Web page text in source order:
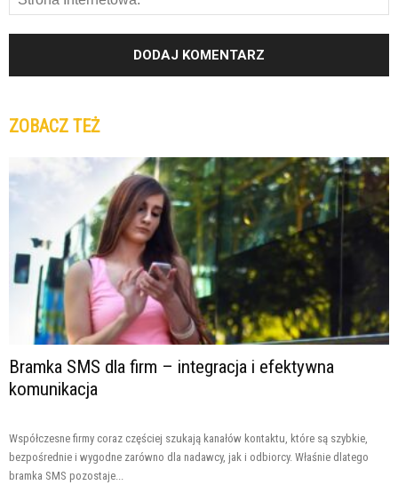
ZOBACZ TEŻ
Bramka SMS dla firm – integracja i efektywna
komunikacja
Współczesne firmy coraz częściej szukają kanałów kontaktu, które są szybkie,
bezpośrednie i wygodne zarówno dla nadawcy, jak i odbiorcy. Właśnie dlatego
bramka SMS pozostaje...